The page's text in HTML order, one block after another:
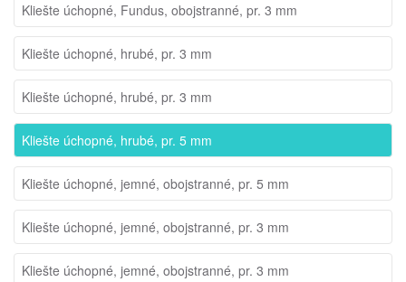
Kliešte úchopné, Fundus, obojstranné, pr. 3 mm
Kliešte úchopné, hrubé, pr. 3 mm
Kliešte úchopné, hrubé, pr. 3 mm
Kliešte úchopné, hrubé, pr. 5 mm
Kliešte úchopné, jemné, obojstranné, pr. 5 mm
Kliešte úchopné, jemné, obojstranné, pr. 3 mm
Kliešte úchopné, jemné, obojstranné, pr. 3 mm